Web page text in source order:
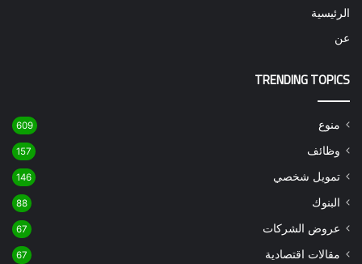
الرئيسية
عن
TRENDING TOPICS
منوع 609
وظائف 157
تمويل شخصي 146
البنوك 88
عروض الشركات 67
مقالات اقتصادية 67